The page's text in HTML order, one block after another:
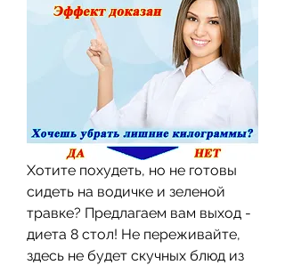
Хотите похудеть, но не готовы
сидеть на водичке и зеленой
травке? Предлагаем вам выход -
диета 8 стол! Не переживайте,
здесь не будет скучных блюд из